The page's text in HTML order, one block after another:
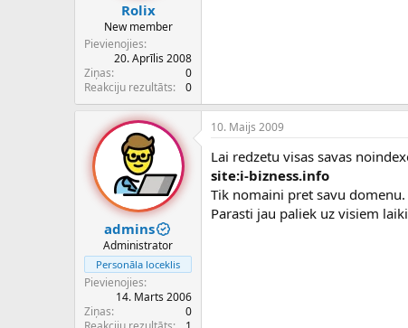
Rolix
New member
Pievienojies
20. Aprīlis 2008
Ziņas
0
Reakciju rezultāts
0
admins
Administrator
Personāla loceklis
Pievienojies
14. Marts 2006
Ziņas
0
10. Maijs 2009
Lai redzetu visas savas
site:i-bizness.info
Tik nomaini pret savu domenu.
Parasti jau paliek uz visiem